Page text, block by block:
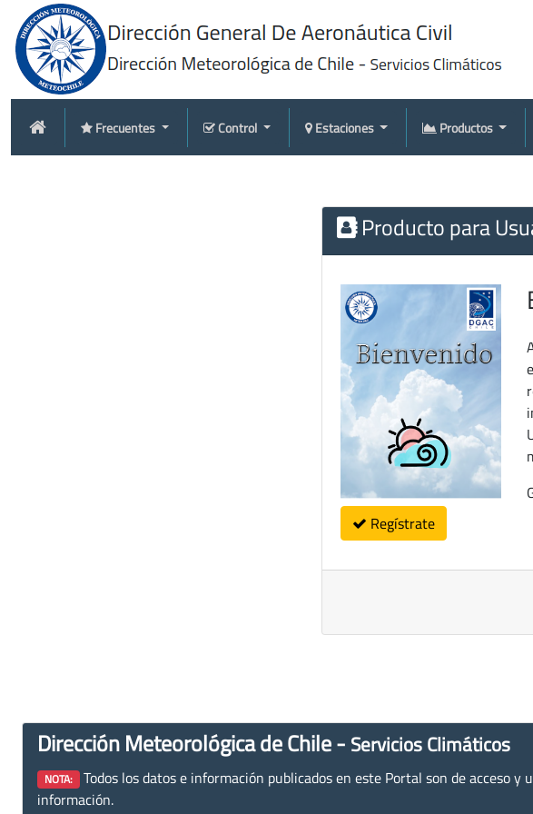
Frecuentes Control Estaciones Productos
Producto para
Regístrate
Dirección Meteorológica de Chile - Servicios Climáticos
NOTA: Todos los datos e información publicados en este Portal son de acceso
información.